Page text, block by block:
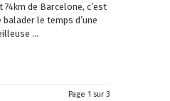
de Barcelone, c’est
le temps d’une
...
Page 1 sur 3